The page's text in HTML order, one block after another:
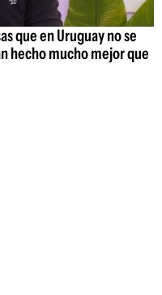
que en Uruguay no se
hecho mucho mejor que